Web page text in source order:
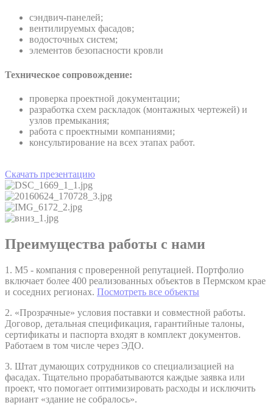
сэндвич-панелей;
вентилируемых фасадов;
водосточных систем;
элементов безопасности кровли
Техническое сопровождение:
проверка проектной документации;
разработка схем раскладок (монтажных чертежей) и
узлов премыкания;
работа с проектными компаниями;
консультирование на всех этапах работ.
Скачать презентацию
Преимущества работы с нами
1. М5 - компания с проверенной репутацией. Портфолио
включает более 400 реализованных объектов в Пермском крае
и соседних регионах. Посмотреть все объекты
2. «Прозрачные» условия поставки и совместной работы.
Договор, детальная спецификация, гарантийные талоны,
сертификаты и паспорта входят в комплект документов.
Работаем в том числе через ЭДО.
3. Штат думающих сотрудников со специализацией на
фасадах. Тщательно прорабатываются каждые заявка или
проект, что помогает оптимизировать расходы и исключить
вариант «здание не собралось».